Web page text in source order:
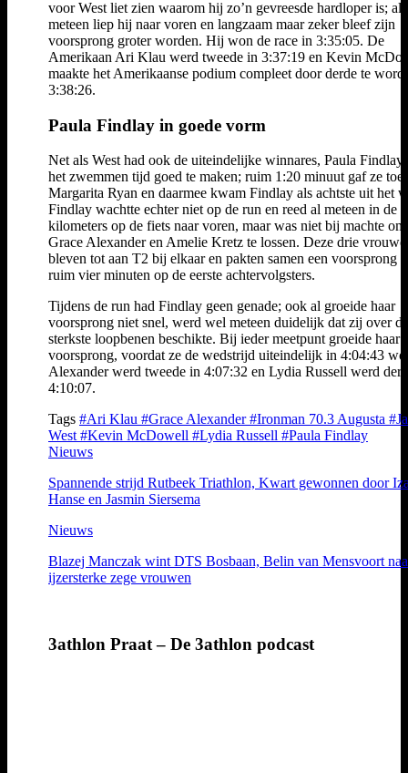
voor West liet zien waarom hij zo’n gevreesde hardloper is; al
meteen liep hij naar voren en langzaam maar zeker bleef zijn
voorsprong groter worden. Hij won de race in 3:35:05. De
Amerikaan Ari Klau werd tweede in 3:37:19 en Kevin
maakte het Amerikaanse podium compleet door derde te
3:38:26.
Paula Findlay in goede vorm
Net als West had ook de uiteindelijke winnares, Paula
het zwemmen tijd goed te maken; ruim 1:20 minuut gaf ze toe
Margarita Ryan en daarmee kwam Findlay als achtste uit het
Findlay wachtte echter niet op de run en reed al meteen in de
kilometers op de fiets naar voren, maar was niet bij machte om
Grace Alexander en Amelie Kretz te lossen. Deze drie
bleven tot aan T2 bij elkaar en pakten samen een voorsprong
ruim vier minuten op de eerste achtervolgsters.
Tijdens de run had Findlay geen genade; ook al groeide haar
voorsprong niet snel, werd wel meteen duidelijk dat zij over de
sterkste loopbenen beschikte. Bij ieder meetpunt groeide haar
voorsprong, voordat ze de wedstrijd uiteindelijk in 4:04:43
Alexander werd tweede in 4:07:32 en Lydia Russell werd
4:10:07.
Tags #Ari Klau #Grace Alexander#Ironman 70.3 Augusta
West #Kevin McDowell #Lydia Russell #Paula Findlay
Nieuws
Spannende strijd Rutbeek Triathlon, Kwart gewonnen door
Hanse en Jasmin Siersema
Nieuws
Blazej Manczak wint DTS Bosbaan, Belin van Mensvoort
ijzersterke zege vrouwen
3athlon Praat – De 3athlon podcast